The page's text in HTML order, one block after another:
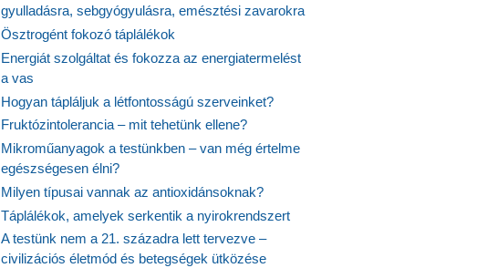
gyulladásra, sebgyógyulásra, emésztési zavarokra
Ösztrogént fokozó táplálékok
Energiát szolgáltat és fokozza az energiatermelést
a vas
Hogyan tápláljuk a létfontosságú szerveinket?
Fruktózintolerancia – mit tehetünk ellene?
Mikroműanyagok a testünkben – van még értelme
egészségesen élni?
Milyen típusai vannak az antioxidánsoknak?
Táplálékok, amelyek serkentik a nyirokrendszert
A testünk nem a 21. századra lett tervezve –
civilizációs életmód és betegségek ütközése